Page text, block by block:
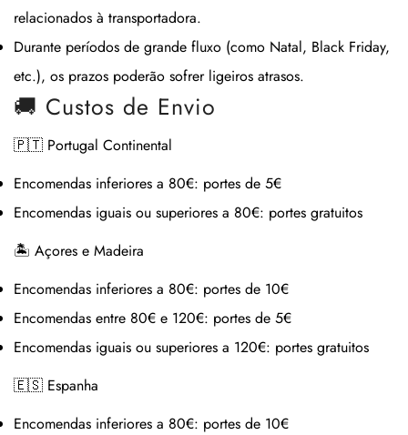
relacionados à transportadora.
Durante períodos de grande fluxo (como Natal, Black Friday,
etc.), os prazos poderão sofrer ligeiros atrasos.
🚚 Custos de Envio
🇵🇹 Portugal Continental
Encomendas inferiores a 80€: portes de 5€
Encomendas iguais ou superiores a 80€: portes gratuitos
🏝 Açores e Madeira
Encomendas inferiores a 80€: portes de 10€
Encomendas entre 80€ e 120€: portes de 5€
Encomendas iguais ou superiores a 120€: portes gratuitos
🇪🇸 Espanha
Encomendas inferiores a 80€: portes de 10€